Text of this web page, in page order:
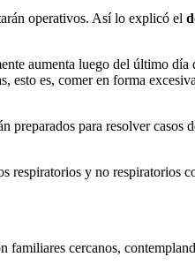
operativos. Así lo explicó el
aumenta luego del último día
esto es, comer en forma
para resolver casos
respiratorios y no respiratorios
cercanos,